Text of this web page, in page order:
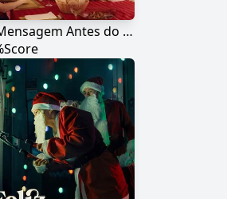
Uma Mensagem Antes do Natal
Score